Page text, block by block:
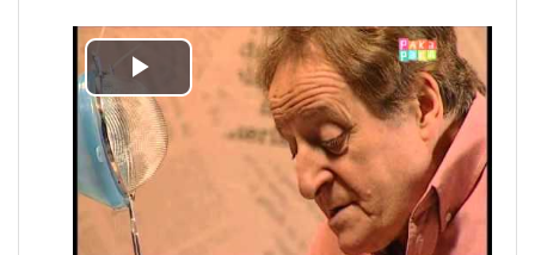
Reproducir
Vídeo